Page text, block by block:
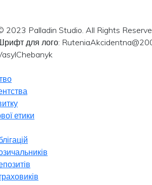
2023 Palladin Studio. All Rights
для лого:
етики